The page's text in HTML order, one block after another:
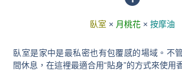
臥室 × 月桃花 × 按摩油
臥室是家中是最私密也有包覆感的場域 。不
間休息，在這裡最適合用“貼身”的方式來使用